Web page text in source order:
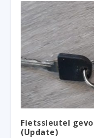
Fietssleutel
(Update)